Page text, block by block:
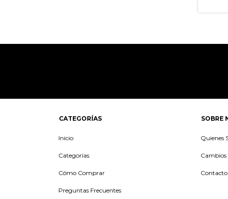
CATEGORÍAS
Inicio
Categorías
Cómo Comprar
Preguntas Frecuentes
SOBRE
Quienes
Cambios
Contacto